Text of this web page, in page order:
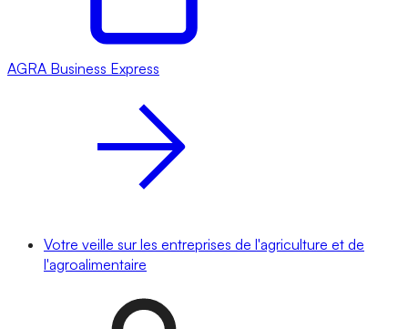
AGRA Business Express
Votre veille sur les entreprises de l'agriculture et de
l'agroalimentaire